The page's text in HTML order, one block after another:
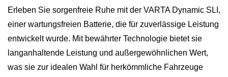
Erleben Sie sorgenfreie Ruhe mit der VARTA Dynamic SLI,
einer wartungsfreien Batterie, die für zuverlässige Leistung
entwickelt wurde. Mit bewährter Technologie bietet sie
langanhaltende Leistung und außergewöhnlichen Wert,
was sie zur idealen Wahl für herkömmliche Fahrzeuge